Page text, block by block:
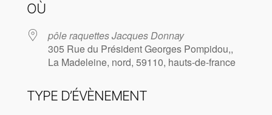
OÙ
pôle raquettes Jacques Donnay
305 Rue du Président Georges Pompidou,,
La Madeleine, nord, 59110, hauts-de-france
TYPE D’ÉVÈNEMENT